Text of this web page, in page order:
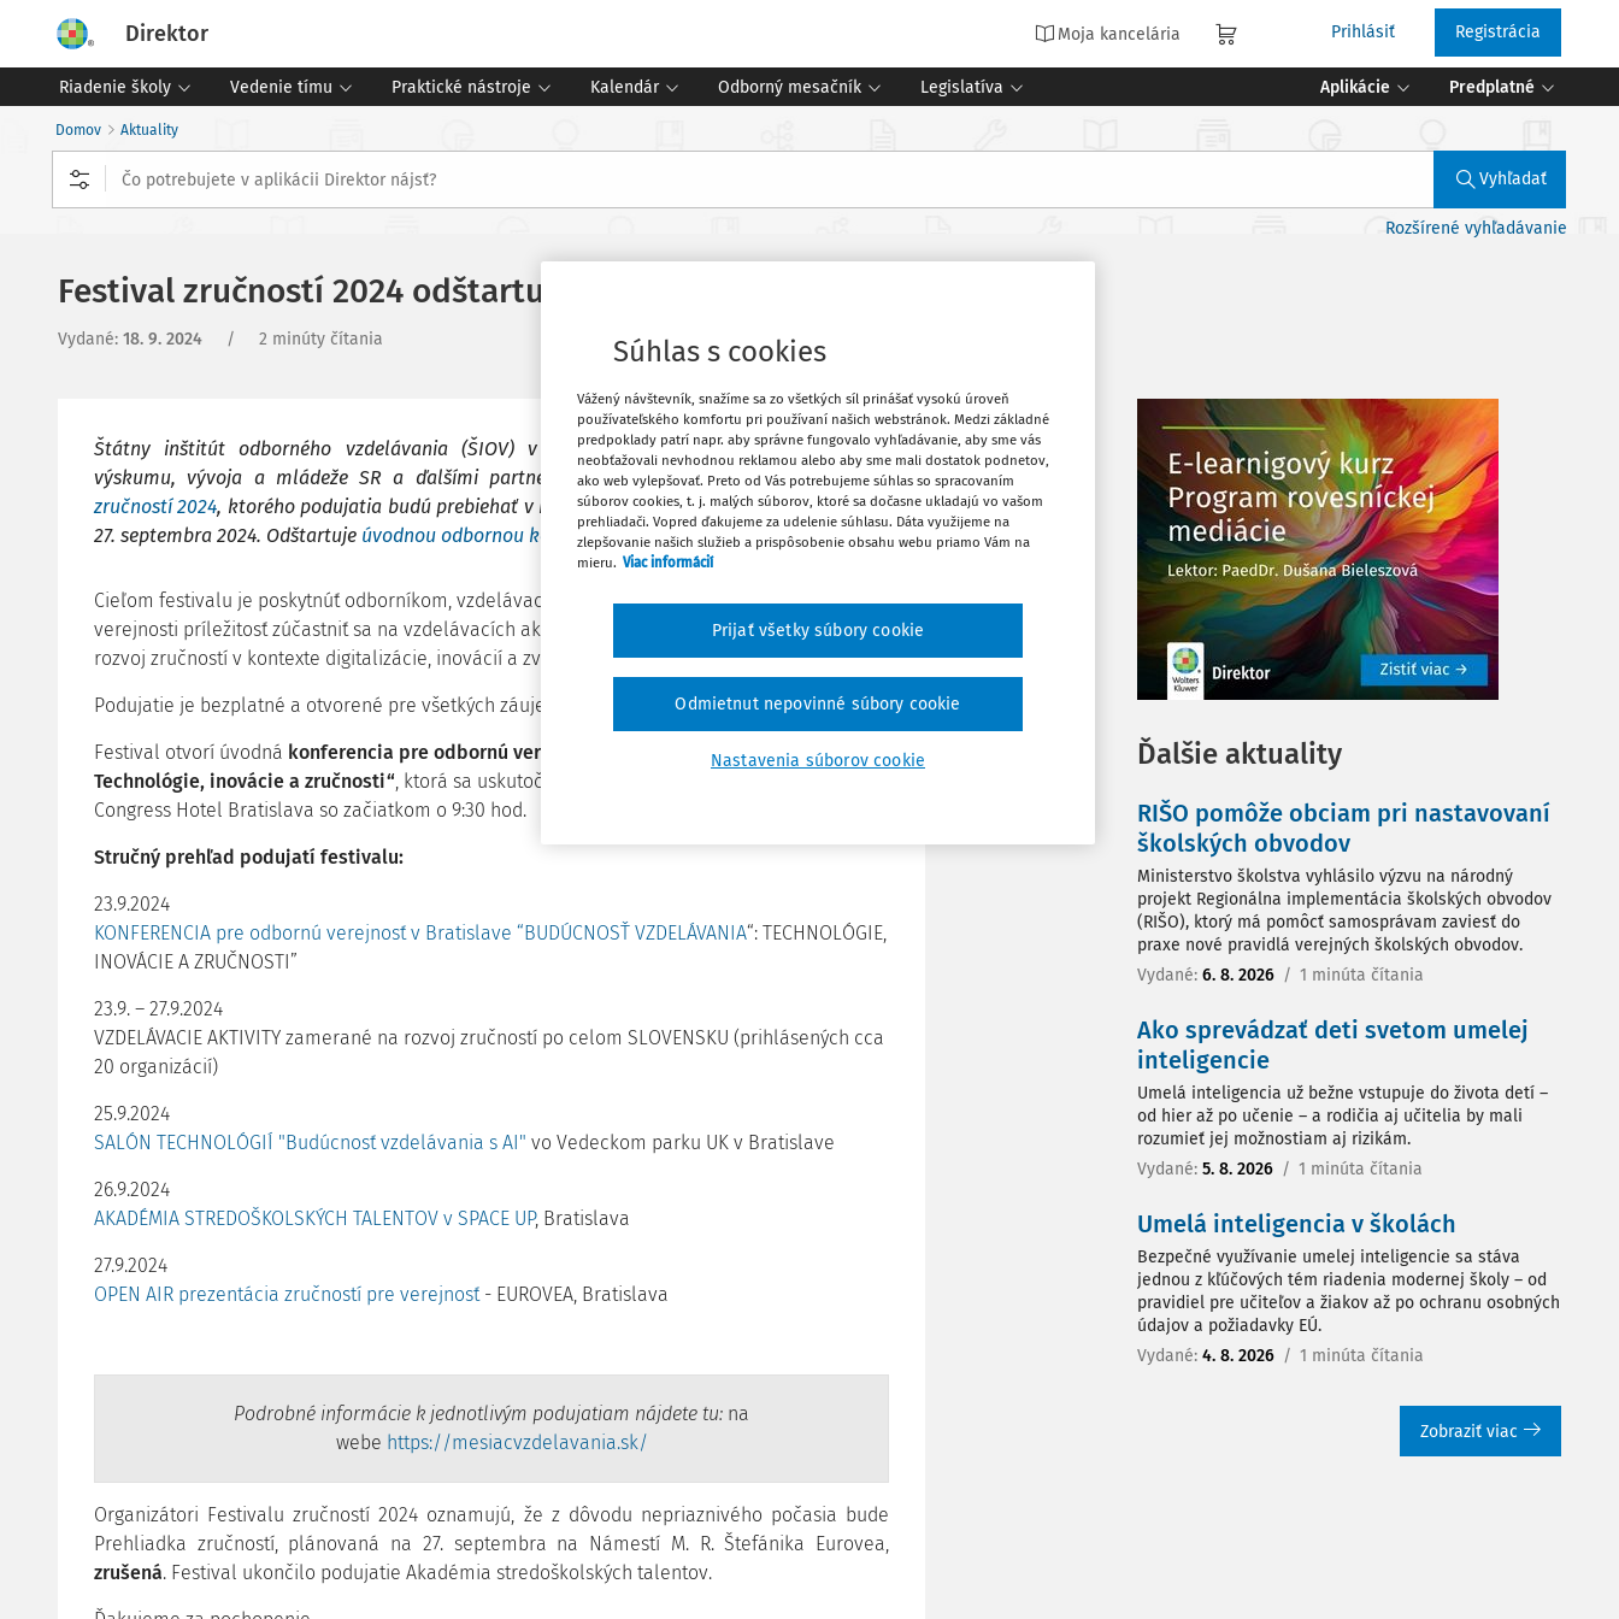
Direktor Moja kancelária Prihlásiť Registrácia
Riadenie školy Vedenie tímu Praktické nástroje Kalendár Odborný mesačník Legislatíva Aplikácie Predplatné
Domov Aktuality
Vyhľadať
Rozšírené vyhľadávanie
Festival zručností 2024 odštartuje 23. septembra
Vydané: 18. 9. 2024 / 2 minúty čítania
Štátny inštitút odborného vzdelávania (ŠIOV) v spolupráci s Ministerstvom školstva,
výskumu, vývoja a mládeže SR a ďalšími partnermi organizuje druhý ročníkFestivalu
zručností 2024, ktorého podujatia budú prebiehať v rôznych mestách na Slovensku od 23. do
27. septembra 2024. Odštartuje úvodnou odbornou konferenciou.
Cieľom festivalu je poskytnúť odborníkom, vzdelávacím inštitúciám, študentom a širokej
verejnosti príležitosť zúčastniť sa na vzdelávacích aktivitách a prezentáciách zameraných na
rozvoj zručností v kontexte digitalizácie, inovácií a zvyšovania kvality vzdelávania.
Podujatie je bezplatné a otvorené pre všetkých záujemcov.
Festival otvorí úvodná konferencia pre odbornú verejnosť „Budúcnosť vzdelávania:
Technológie, inovácie a zručnosti“, ktorá sa uskutoční 23. septembra 2024 v hoteli Clarion
Congress Hotel Bratislava so začiatkom o 9:30 hod.
Stručný prehľad podujatí festivalu:
23.9.2024
KONFERENCIA pre odbornú verejnosť v Bratislave “BUDÚCNOSŤ VZDELÁVANIA“: TECHNOLÓGIE,
INOVÁCIE A ZRUČNOSTI”
23.9. – 27.9.2024
VZDELÁVACIE AKTIVITY zamerané na rozvoj zručností po celom SLOVENSKU (prihlásených cca
20 organizácií)
25.9.2024
SALÓN TECHNOLÓGIÍ "Budúcnosť vzdelávania s AI" vo Vedeckom parku UK v Bratislave
26.9.2024
AKADÉMIA STREDOŠKOLSKÝCH TALENTOV v SPACE UP, Bratislava
27.9.2024
OPEN AIR prezentácia zručností pre verejnosť- EUROVEA, Bratislava
Podrobné informácie k jednotlivým podujatiam nájdete tu: na
webe https://mesiacvzdelavania.sk/
Organizátori Festivalu zručností 2024 oznamujú, že z dôvodu nepriaznivého počasia bude
Prehliadka zručností, plánovaná na 27. septembra na Námestí M. R. Štefánika Eurovea,
zrušená. Festival ukončilo podujatie Akadémia stredoškolských talentov.
Obľúbené
Vytlačiť
Poznámka
Ďalšie aktuality
RIŠO pomôže obciam pri nastavovaní
školských obvodov
Ministerstvo školstva vyhlásilo výzvu na národný
projekt Regionálna implementácia školských obvodov
(RIŠO), ktorý má pomôcť samosprávam zaviesť do
praxe nové pravidlá verejných školských obvodov.
Vydané: 6. 8. 2026 / 1 minúta čítania
Ako sprevádzať deti svetom umelej
inteligencie
Umelá inteligencia už bežne vstupuje do života detí –
od hier až po učenie – a rodičia aj učitelia by mali
rozumieť jej možnostiam aj rizikám.
Vydané: 5. 8. 2026 / 1 minúta čítania
Umelá inteligencia v školách
Bezpečné využívanie umelej inteligencie sa stáva
jednou z kľúčových tém riadenia modernej školy – od
pravidiel pre učiteľov a žiakov až po ochranu osobných
údajov a požiadavky EÚ.
Vydané: 4. 8. 2026 / 1 minúta čítania
Zobraziť viac
Súhlas s cookies
Vážený návštevník, snažíme sa zo všetkých síl prinášať vysokú úroveň
používateľského komfortu pri používaní našich webstránok. Medzi základné
predpoklady patrí napr. aby správne fungovalo vyhľadávanie, aby sme vás
neobťažovali nevhodnou reklamou alebo aby sme mali dostatok podnetov,
ako web vylepšovať. Preto od Vás potrebujeme súhlas so spracovaním
súborov cookies, t. j. malých súborov, ktoré sa dočasne ukladajú vo vašom
prehliadači. Vopred ďakujeme za udelenie súhlasu. Dáta využijeme na
zlepšovanie našich služieb a prispôsobenie obsahu webu priamo Vám na
mieru. Viac informácií
Nastavenia súborov cookie
Odmietnut nepovinné súbory cookie
Prijať všetky súbory cookie